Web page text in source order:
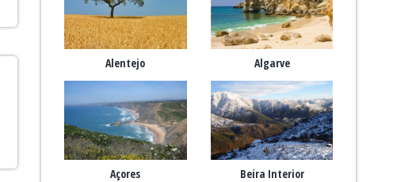
Alentejo Algarve
Açores Beira Interior